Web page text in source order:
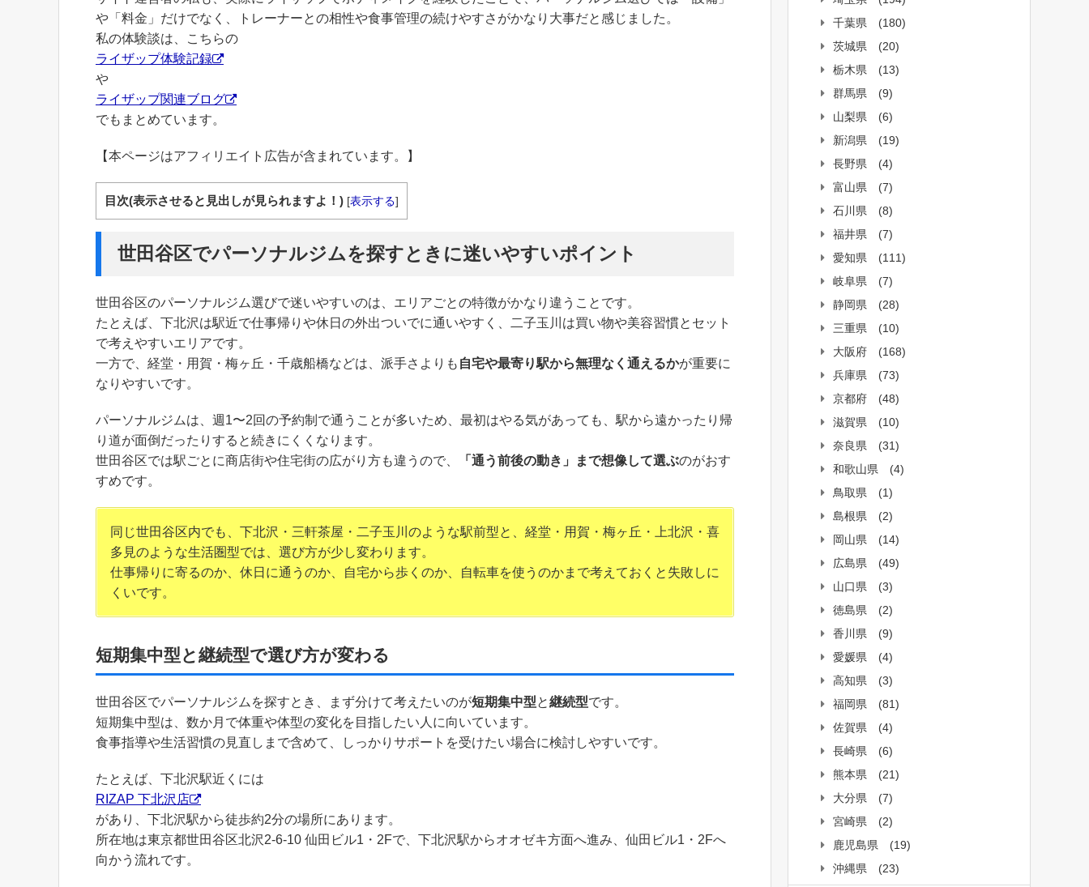
や「料金」だけでなく、トレーナーとの相性や食事管理の続けやすさがかなり大事だと感じました。
私の体験談は、こちらの
ライザップ体験記録
や
ライザップ関連ブログ
でもまとめています。
【本ページはアフィリエイト広告が含まれています。】
目次(表示させると見出しが見られますよ！) [表示する]
世田谷区でパーソナルジムを探すときに迷いやすいポイント
世田谷区のパーソナルジム選びで迷いやすいのは、エリアごとの特徴がかなり違うことです。
たとえば、下北沢は駅近で仕事帰りや休日の外出ついでに通いやすく、二子玉川は買い物や美容習慣とセット
で考えやすいエリアです。
一方で、経堂・用賀・梅ヶ丘・千歳船橋などは、派手さよりも 自宅や最寄り駅から無理なく通えるかが重要に
なりやすいです。
パーソナルジムは、週1〜2回の予約制で通うことが多いため、最初はやる気があっても、駅から遠かったり帰
り道が面倒だったりすると続きにくくなります。
世田谷区では駅ごとに商店街や住宅街の広がり方も違うので、
「通う前後の動き」まで想像して選ぶのがおす
すめです。
同じ世田谷区内でも、下北沢・三軒茶屋・二子玉川のような駅前型と、経堂・用賀・梅ヶ丘・上北沢・喜
多見のような生活圏型では、選び方が少し変わります。
仕事帰りに寄るのか、休日に通うのか、自宅から歩くのか、自転車を使うのかまで考えておくと失敗しに
くいです。
短期集中型と継続型で選び方が変わる
世田谷区でパーソナルジムを探すとき、まず分けて考えたいのが短期集中型と継続型です。
短期集中型は、数か月で体重や体型の変化を目指したい人に向いています。
食事指導や生活習慣の見直しまで含めて、しっかりサポートを受けたい場合に検討しやすいです。
たとえば、下北沢駅近くには
RIZAP 下北沢店
があり、下北沢駅から徒歩約2分の場所にあります。
所在地は東京都世田谷区北沢2-6-10 仙田ビル1・2Fで、下北沢駅からオオゼキ方面へ進み、仙田ビル1・2Fへ
向かう流れです。
千葉県
(180)
茨城県
(20)
栃木県
(13)
群馬県
(9)
山梨県
(6)
新潟県
(19)
長野県
(4)
富山県
(7)
石川県
(8)
福井県
(7)
愛知県
(111)
岐阜県
(7)
静岡県
(28)
三重県
(10)
大阪府
(168)
兵庫県
(73)
京都府
(48)
滋賀県
(10)
奈良県
(31)
和歌山県
(4)
鳥取県
(1)
島根県
(2)
岡山県
(14)
広島県
(49)
山口県
(3)
徳島県
(2)
香川県
(9)
愛媛県
(4)
高知県
(3)
福岡県
(81)
佐賀県
(4)
長崎県
(6)
熊本県
(21)
大分県
(7)
宮崎県
(2)
鹿児島県
(19)
沖縄県
(23)